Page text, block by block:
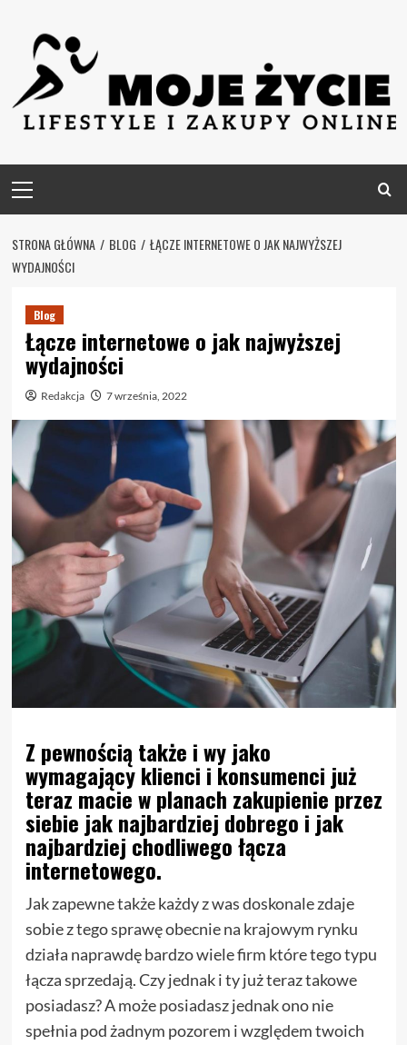
content
Menu
STRONA GŁÓWNA BLOG
ŁĄCZE INTERNETOWE O JAK NAJWYŻSZEJ
WYDAJNOŚCI
Blog
Łącze internetowe o jak najwyższej
wydajności
Redakcja 7 września, 2022
Z pewnością także i wy jako
wymagający klienci i konsumenci już
teraz macie w planach zakupienie przez
siebie jak najbardziej dobrego i jak
najbardziej chodliwego łącza
internetowego.
Jak zapewne także każdy z was doskonale zdaje
sobie z tego sprawę obecnie na krajowym rynku
działa naprawdę bardzo wiele firm które tego typu
łącza sprzedają. Czy jednak i ty już teraz takowe
posiadasz? A może posiadasz jednak ono nie
spełnia pod żadnym pozorem i względem twoich